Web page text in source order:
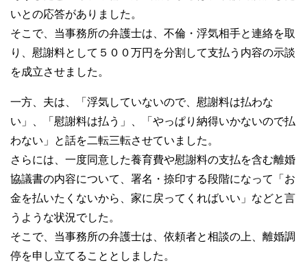
いとの応答がありました。
そこで、当事務所の弁護士は、不倫・浮気相手と連絡を取
り、慰謝料として５００万円を分割して支払う内容の示談
を成立させました。
一方、夫は、「浮気していないので、慰謝料は払わな
い」、「慰謝料は払う」、「やっぱり納得いかないので払
わない」と話を二転三転させていました。
さらには、一度同意した養育費や慰謝料の支払を含む離婚
協議書の内容について、署名・捺印する段階になって「お
金を払いたくないから、家に戻ってくればいい」などと言
うような状況でした。
そこで、当事務所の弁護士は、依頼者と相談の上、離婚調
停を申し立てることとしました。